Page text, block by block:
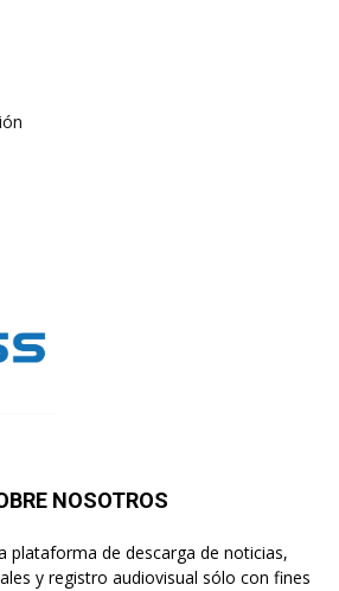
NOSOTROS
plataforma de descarga de noticias,
y registro audiovisual sólo con fines